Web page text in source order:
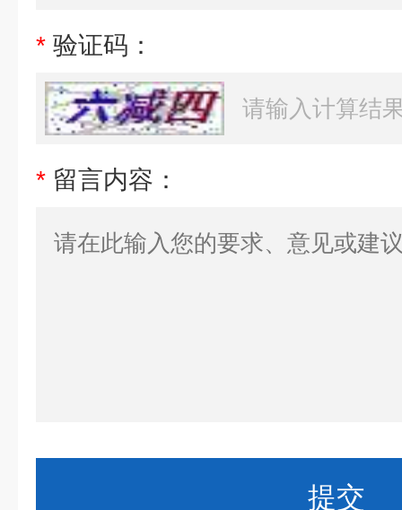
* 验证码：
* 留言内容：